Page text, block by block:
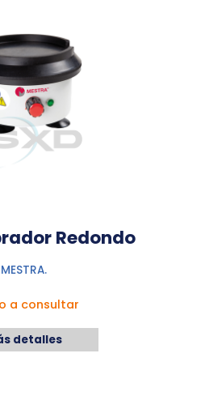
Redondo
MESTRA.
a consultar
detalles